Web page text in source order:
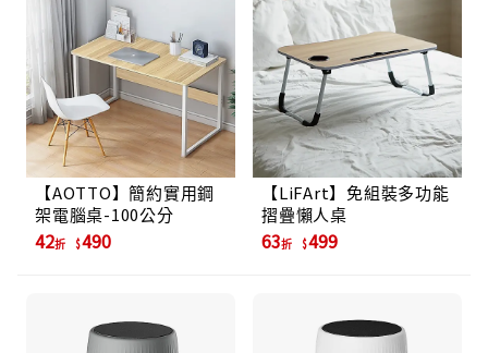
【AOTTO】簡約實用鋼
架電腦桌-100公分
42折 490
【LiFArt】免組裝多功能
摺疊懶人桌
63折 499